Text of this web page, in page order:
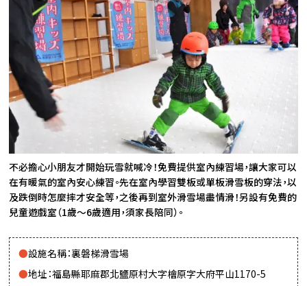
不必擔心小朋友才開始玩雪就喊冷！免費提供室內練習場，讓大家可以
在有暖氣的室內安心練習。先在室內學習雙板或單板滑雪板的穿法，以
及跌倒時怎麼摔才安全等，之後再到室外滑雪場盡情滑！另設有免費的
兒童遊戲室（1歲～6歲適用，須家長陪同）。
設施名稱：裏磐梯滑雪場
地址：福島縣耶麻郡北鹽原村大字檜原字大府平山1170-5